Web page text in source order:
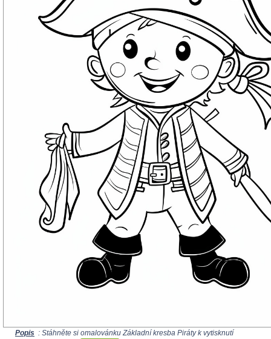
Popis : Stáhněte si omalovánku Základní kresba Piráty k vytisknutí